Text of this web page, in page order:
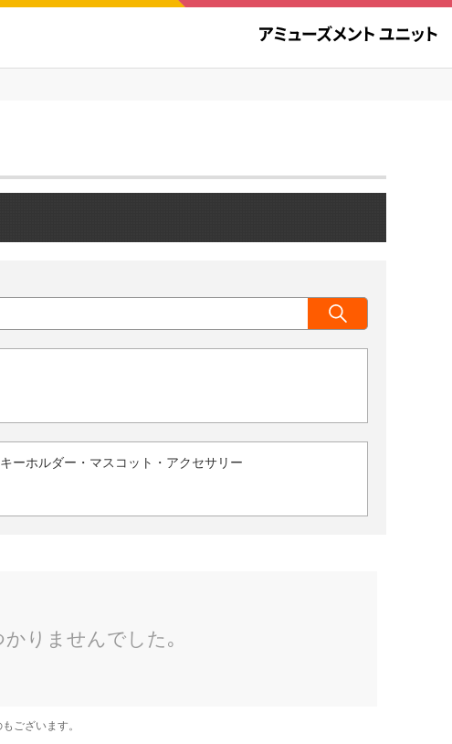
キーホルダー・マスコット・アクセサリー